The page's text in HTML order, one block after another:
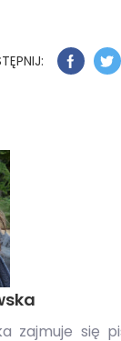
zajmuje się